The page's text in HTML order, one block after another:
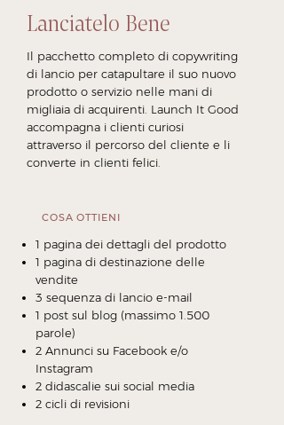
Lanciatelo Bene
Il pacchetto completo di copywriting
di lancio per catapultare il suo nuovo
prodotto o servizio nelle mani di
migliaia di acquirenti. Launch It Good
accompagna i clienti curiosi
attraverso il percorso del cliente e li
converte in clienti felici.
COSA OTTIENI
1 pagina dei dettagli del prodotto
1 pagina di destinazione delle
vendite
3 sequenza di lancio e-mail
1 post sul blog (massimo 1.500
parole)
2 Annunci su Facebook e/o
Instagram
2 didascalie sui social media
2 cicli di revisioni